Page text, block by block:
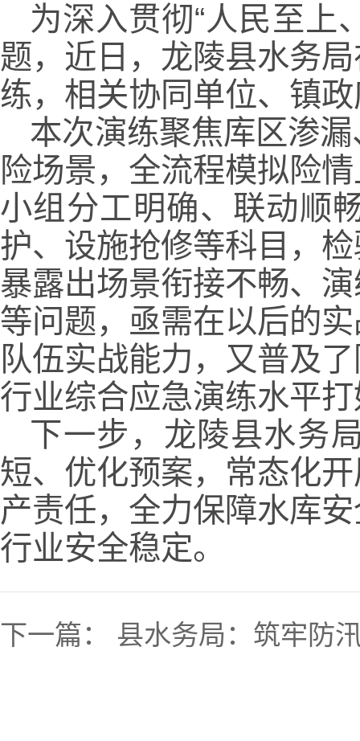
为深入贯彻“人民至上
题，近日，龙陵县水务
练，相关协同单位、镇
本次演练聚焦库区渗
险场景，全流程模拟险
小组分工明确、联动顺
护、设施抢修等科目，
暴露出场景衔接不畅、
等问题，亟需在以后的
队伍实战能力，又普及
行业综合应急演练水平
下一步，龙陵县水务
短、优化预案，常态化
产责任，全力保障水库
行业安全稳定。
下一篇： 县水务局：筑牢防